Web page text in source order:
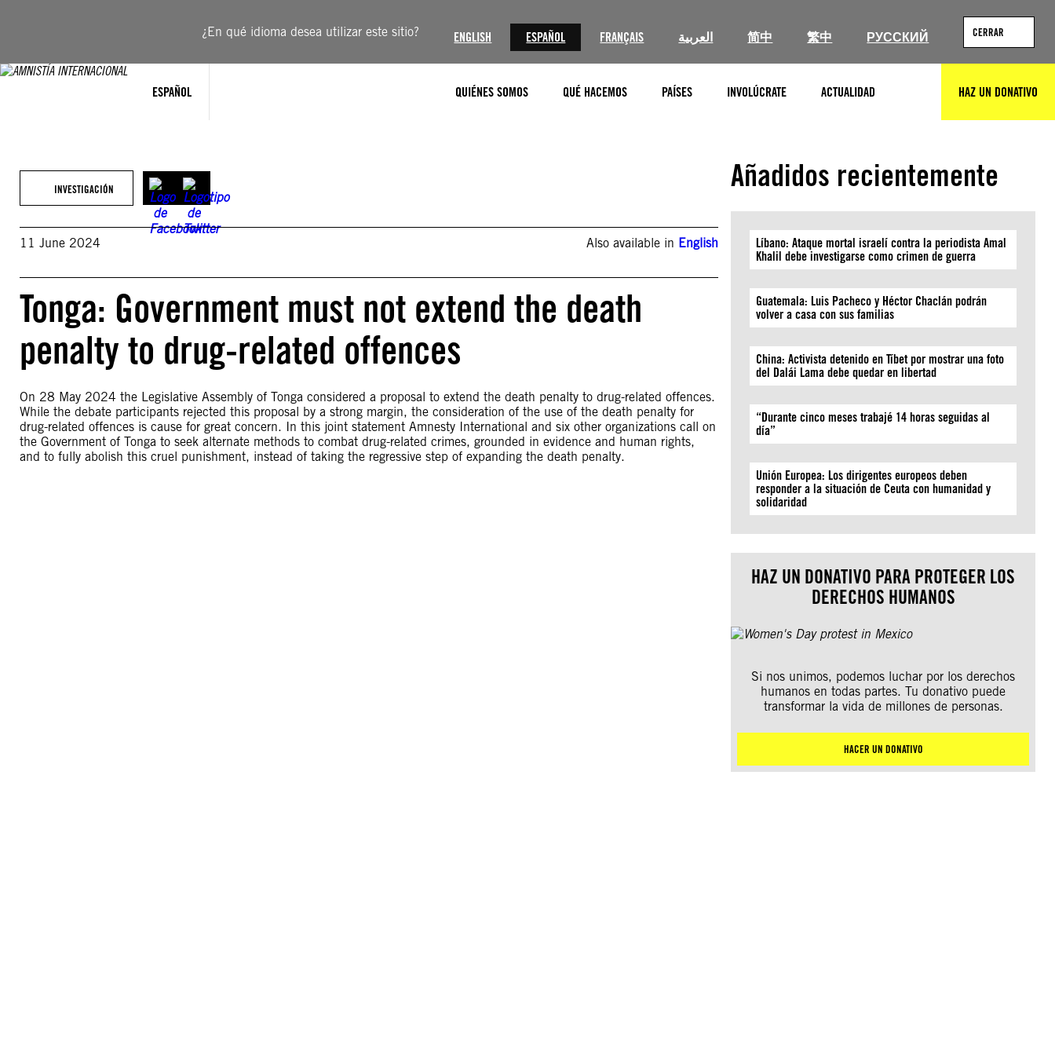
¿En qué idioma desea utilizar este sitio? ENGLISH ESPAÑOL FRANÇAIS العربية 简中 繁中 РУССКИЙ CERRAR
ESPAÑOL QUIÉNES SOMOS QUÉ HACEMOS PAÍSES INVOLÚCRATE ACTUALIDAD HAZ UN DONATIVO
INVESTIGACIÓN
11 June 2024 Also available in English
Tonga: Government must not extend the death
penalty to drug-related offences
On 28 May 2024 the Legislative Assembly of Tonga considered a proposal to extend the death penalty to drug-related offences.
While the debate participants rejected this proposal by a strong margin, the consideration of the use of the death penalty for
drug-related offences is cause for great concern. In this joint statement Amnesty International and six other organizations call on
the Government of Tonga to seek alternate methods to combat drug-related crimes, grounded in evidence and human rights,
and to fully abolish this cruel punishment, instead of taking the regressive step of expanding the death penalty.
Añadidos recientemente
Líbano: Ataque mortal israelí contra la periodista Amal
Khalil debe investigarse como crimen de guerra
Guatemala: Luis Pacheco y Héctor Chaclán podrán
volver a casa con sus familias
China: Activista detenido en Tíbet por mostrar una foto
del Dalái Lama debe quedar en libertad
“Durante cinco meses trabajé 14 horas seguidas al
día”
Unión Europea: Los dirigentes europeos deben
responder a la situación de Ceuta con humanidad y
solidaridad
HAZ UN DONATIVO PARA PROTEGER LOS
DERECHOS HUMANOS
Si nos unimos, podemos luchar por los derechos
humanos en todas partes. Tu donativo puede
transformar la vida de millones de personas.
HACER UN DONATIVO